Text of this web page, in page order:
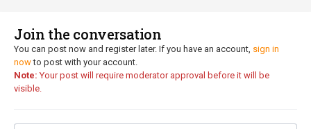
Join the conversation
You can post now and register later. If you have an account, sign in
nowto post with your account.
Note: Your post will require moderator approval before it will be
visible.